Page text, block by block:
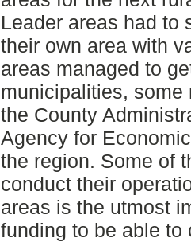
Leader areas had to
their own area with
areas managed to
municipalities, some
the County
Agency for
the region. Some of
conduct their
areas is the utmost
funding to be able to